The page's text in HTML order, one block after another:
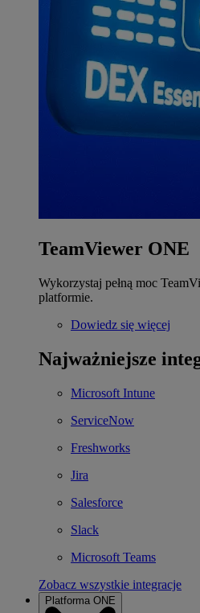
TeamViewer ONE
Wykorzystaj pełną moc
platformie.
Dowiedz się więcej
Najważniejsze
Microsoft Intune
ServiceNow
Freshworks
Jira
Salesforce
Slack
Microsoft Teams
Zobacz wszystkie integracje
Platforma ONE